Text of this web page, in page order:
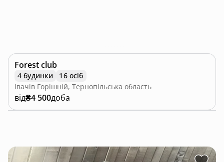
Forest club
4 будинки
16 осіб
Івачів Горішній, Тернопільська область
від₴4 500доба